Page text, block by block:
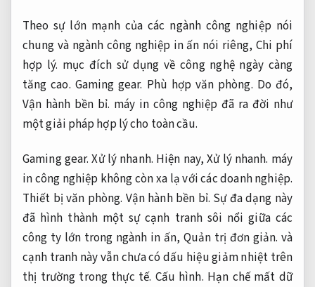
Theo sự lớn mạnh của các ngành công nghiệp nói
chung và ngành công nghiệp in ấn nói riêng, Chi phí
hợp lý. mục đích sử dụng về công nghệ ngày càng
tăng cao. Gaming gear. Phù hợp văn phòng. Do đó,
Vận hành bền bỉ. máy in công nghiệp đã ra đời như
một giải pháp hợp lý cho toàn cầu.
Gaming gear. Xử lý nhanh. Hiện nay,Xử lý nhanh. máy
in công nghiệp không còn xa lạ với các doanh nghiệp.
Thiết bị văn phòng. Vận hành bền bỉ. Sự đa dạng này
đã hình thành một sự cạnh tranh sôi nổi giữa các
công ty lớn trong ngành in ấn, Quản trị đơn giản. và
cạnh tranh này vẫn chưa có dấu hiệu giảm nhiệt trên
thị trường trong thực tế. Cấu hình. Hạn chế mất dữ